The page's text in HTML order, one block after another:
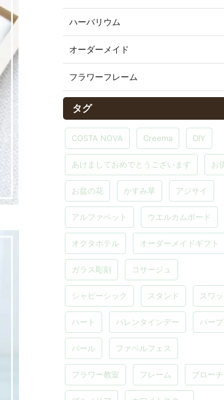
ハーバリウム
オーダーメイド
フラワーフレーム
タグ
COSTA NOVA Creema DIY
あけましておめでとうございます お
お盆の花 かすみ草 アジサイ
アルファベット ウエルカムボード
オクタホテル オーダーメイドギフト
ガラス彫刻 コサージュ
シャビーシック スタンド スワ
ハート バレンタインデー パー
パール ファベルフェス
フラワー教室 フレーム ブローチ